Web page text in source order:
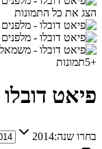
הצג את כל התמונות
+
5תמונות
פיאט דובלו
בחרו שנה:2014